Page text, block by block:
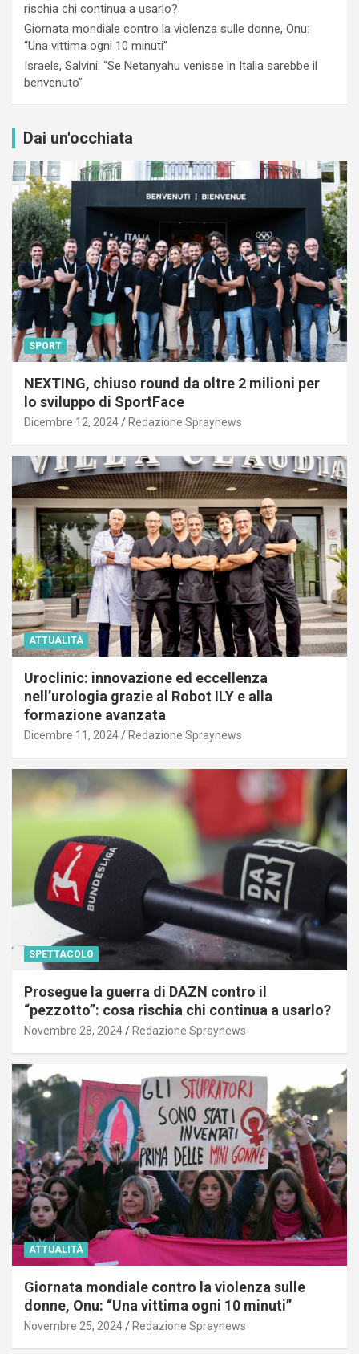
rischia chi continua a usarlo?
Giornata mondiale contro la violenza sulle donne, Onu:
“Una vittima ogni 10 minuti”
Israele, Salvini: “Se Netanyahu venisse in Italia sarebbe il
benvenuto”
Dai un'occhiata
SPORT
NEXTING, chiuso round da oltre 2 milioni per
lo sviluppo di SportFace
Dicembre 12, 2024 Redazione Spraynews
ATTUALITÀ
Uroclinic: innovazione ed eccellenza
nell’urologia grazie al Robot ILY e alla
formazione avanzata
Dicembre 11, 2024 Redazione Spraynews
SPETTACOLO
Prosegue la guerra di DAZN contro il
“pezzotto”: cosa rischia chi continua a usarlo?
Novembre 28, 2024 Redazione Spraynews
ATTUALITÀ
Giornata mondiale contro la violenza sulle
donne, Onu: “Una vittima ogni 10 minuti”
Novembre 25, 2024 Redazione Spraynews